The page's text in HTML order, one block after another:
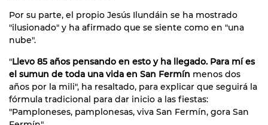
Por su parte, el propio Jesús Ilundáin se ha mostrado
"ilusionado" y ha afirmado que se siente como en "una
nube".
"Llevo 85 años pensando en esto y ha llegado. Para mí es
el sumun de toda una vida en San Fermín menos dos
años por la mili", ha resaltado, para explicar que seguirá la
fórmula tradicional para dar inicio a las fiestas:
"Pamploneses, pamplonesas, viva San Fermín, gora San